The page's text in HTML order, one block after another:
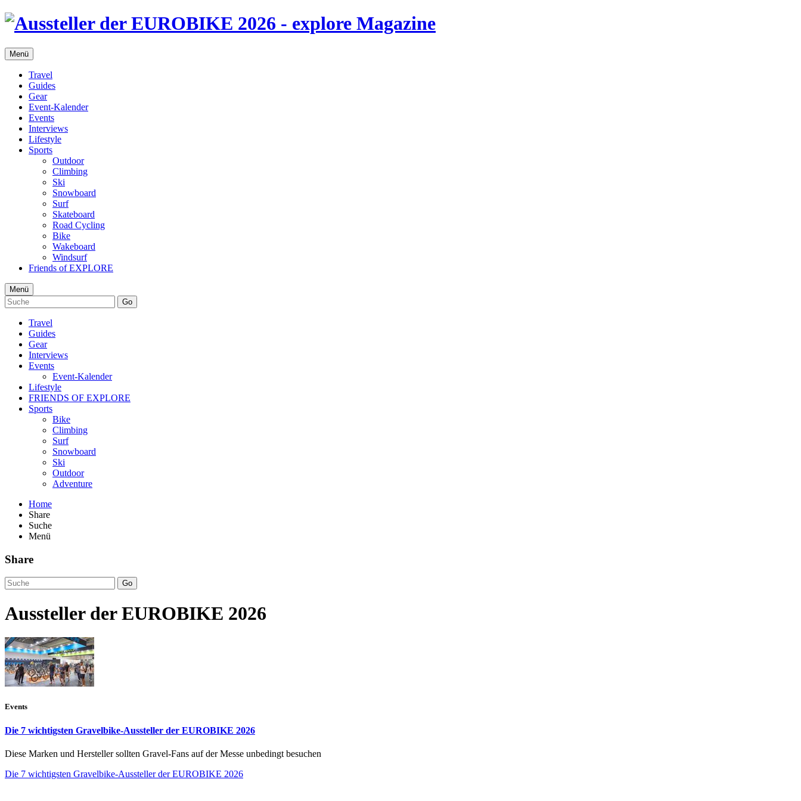
Menü
Travel
Guides
Gear
Event-Kalender
Events
Interviews
Lifestyle
Sports
Outdoor
Climbing
Ski
Snowboard
Surf
Skateboard
Road Cycling
Bike
Wakeboard
Windsurf
Friends of EXPLORE
Menü
Go
Travel
Guides
Gear
Interviews
Events
Event-Kalender
Lifestyle
FRIENDS OF EXPLORE
Sports
Bike
Climbing
Surf
Snowboard
Ski
Outdoor
Adventure
Home
Share
Suche
Menü
Share
Go
Aussteller der EUROBIKE 2026
Events
Die 7 wichtigsten Gravelbike-Aussteller der EUROBIKE 2026
Diese Marken und Hersteller sollten Gravel-Fans auf der Messe unbedingt besuchen
Die 7 wichtigsten Gravelbike-Aussteller der EUROBIKE 2026